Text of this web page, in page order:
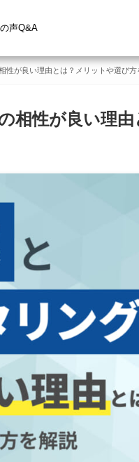
声Q&A
性が良い理由とは？メリットや選び方
相性が良い理